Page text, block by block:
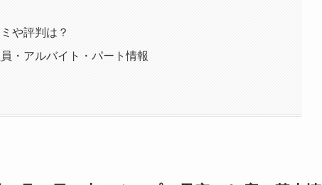
や評判は？
・アルバイト・パート情報